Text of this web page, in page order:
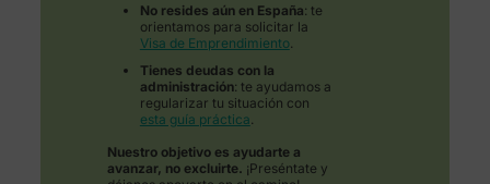
No resides aún en España: te
orientamos para solicitar la
Visa de Emprendimiento.
Tienes deudas con la
administración: te ayudamos a
regularizar tu situación con
esta guía práctica
Nuestro objetivo es ayudarte a
avanzar, no excluirte. ¡Preséntate y